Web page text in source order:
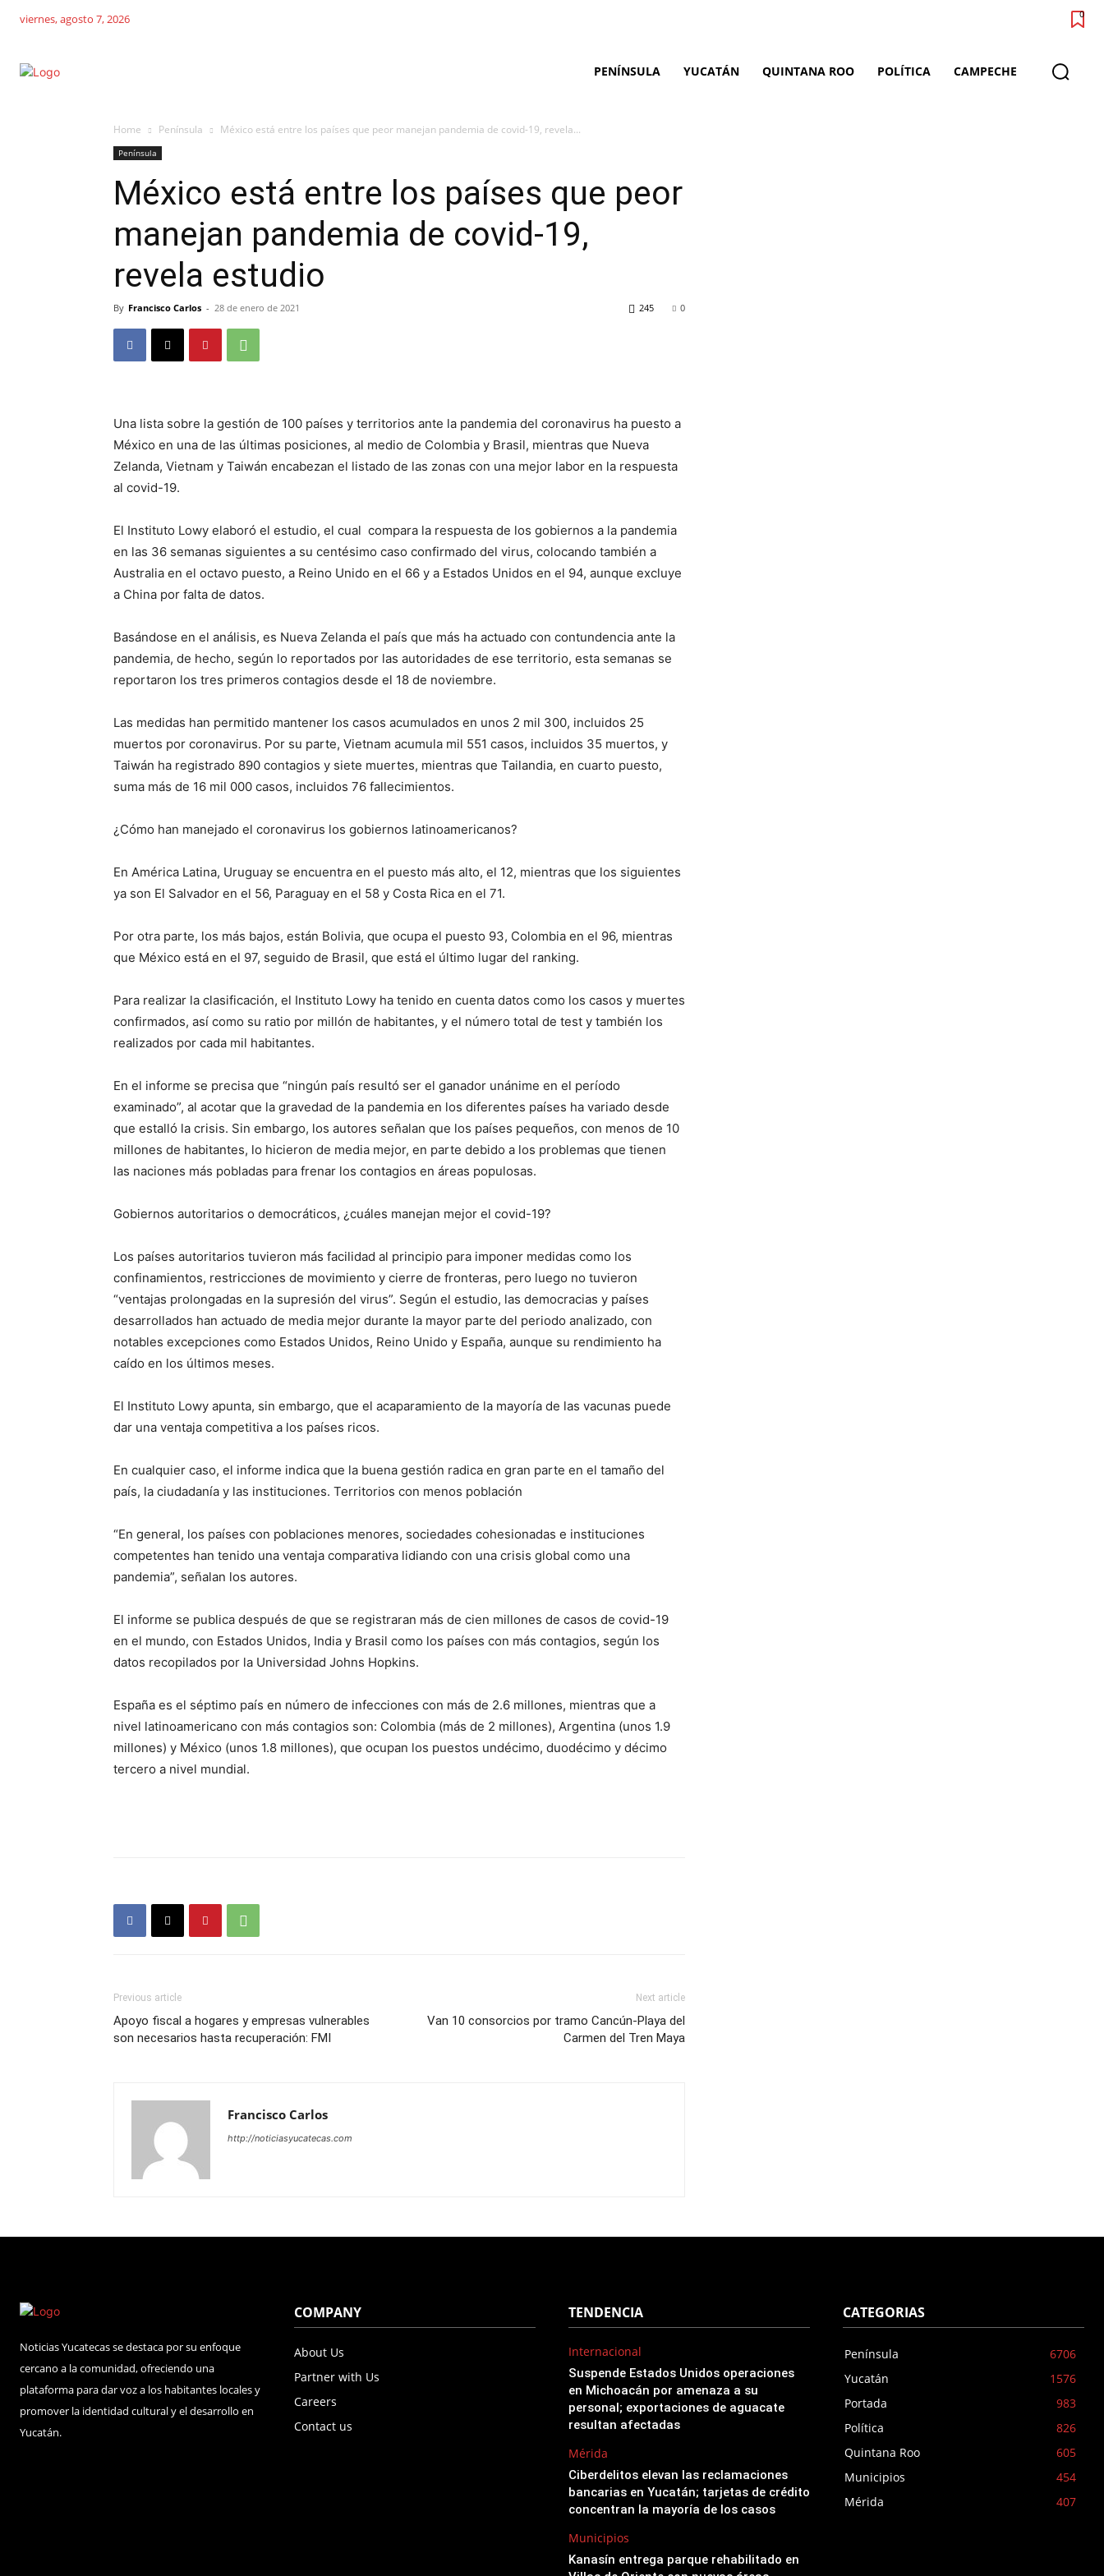
viernes, agosto 7, 2026 0
PENÍNSULA YUCATÁN QUINTANA ROO POLÍTICA CAMPECHE
Home Península México está entre los países que peor manejan pandemia de covid-19, revela...
Península
México está entre los países que peor
manejan pandemia de covid-19,
revela estudio
By Francisco Carlos - 28 de enero de 2021 0
245
Una lista sobre la gestión de 100 países y territorios ante la pandemia del coronavirus ha puesto a
México en una de las últimas posiciones, al medio de Colombia y Brasil, mientras que Nueva
Zelanda, Vietnam y Taiwán encabezan el listado de las zonas con una mejor labor en la respuesta
al covid-19.
El Instituto Lowy elaboró el estudio, el cual compara la respuesta de los gobiernos a la pandemia
en las 36 semanas siguientes a su centésimo caso confirmado del virus, colocando también a
Australia en el octavo puesto, a Reino Unido en el 66 y a Estados Unidos en el 94, aunque excluye
a China por falta de datos.
Basándose en el análisis, es Nueva Zelanda el país que más ha actuado con contundencia ante la
pandemia, de hecho, según lo reportados por las autoridades de ese territorio, esta semanas se
reportaron los tres primeros contagios desde el 18 de noviembre.
Las medidas han permitido mantener los casos acumulados en unos 2 mil 300, incluidos 25
muertos por coronavirus. Por su parte, Vietnam acumula mil 551 casos, incluidos 35 muertos, y
Taiwán ha registrado 890 contagios y siete muertes, mientras que Tailandia, en cuarto puesto,
suma más de 16 mil 000 casos, incluidos 76 fallecimientos.
¿Cómo han manejado el coronavirus los gobiernos latinoamericanos?
En América Latina, Uruguay se encuentra en el puesto más alto, el 12, mientras que los siguientes
ya son El Salvador en el 56, Paraguay en el 58 y Costa Rica en el 71.
Por otra parte, los más bajos, están Bolivia, que ocupa el puesto 93, Colombia en el 96, mientras
que México está en el 97, seguido de Brasil, que está el último lugar del ranking.
Para realizar la clasificación, el Instituto Lowy ha tenido en cuenta datos como los casos y muertes
confirmados, así como su ratio por millón de habitantes, y el número total de test y también los
realizados por cada mil habitantes.
En el informe se precisa que “ningún país resultó ser el ganador unánime en el período
examinado”, al acotar que la gravedad de la pandemia en los diferentes países ha variado desde
que estalló la crisis. Sin embargo, los autores señalan que los países pequeños, con menos de 10
millones de habitantes, lo hicieron de media mejor, en parte debido a los problemas que tienen
las naciones más pobladas para frenar los contagios en áreas populosas.
Gobiernos autoritarios o democráticos, ¿cuáles manejan mejor el covid-19?
Los países autoritarios tuvieron más facilidad al principio para imponer medidas como los
confinamientos, restricciones de movimiento y cierre de fronteras, pero luego no tuvieron
“ventajas prolongadas en la supresión del virus”. Según el estudio, las democracias y países
desarrollados han actuado de media mejor durante la mayor parte del periodo analizado, con
notables excepciones como Estados Unidos, Reino Unido y España, aunque su rendimiento ha
caído en los últimos meses.
El Instituto Lowy apunta, sin embargo, que el acaparamiento de la mayoría de las vacunas puede
dar una ventaja competitiva a los países ricos.
En cualquier caso, el informe indica que la buena gestión radica en gran parte en el tamaño del
país, la ciudadanía y las instituciones. Territorios con menos población
“En general, los países con poblaciones menores, sociedades cohesionadas e instituciones
competentes han tenido una ventaja comparativa lidiando con una crisis global como una
pandemia”, señalan los autores.
El informe se publica después de que se registraran más de cien millones de casos de covid-19
en el mundo, con Estados Unidos, India y Brasil como los países con más contagios, según los
datos recopilados por la Universidad Johns Hopkins.
España es el séptimo país en número de infecciones con más de 2.6 millones, mientras que a
nivel latinoamericano con más contagios son: Colombia (más de 2 millones), Argentina (unos 1.9
millones) y México (unos 1.8 millones), que ocupan los puestos undécimo, duodécimo y décimo
tercero a nivel mundial.
Previous article
Apoyo fiscal a hogares y empresas vulnerables
son necesarios hasta recuperación: FMI
Next article
Van 10 consorcios por tramo Cancún-Playa del
Carmen del Tren Maya
Francisco Carlos
http://noticiasyucatecas.com
Noticias Yucatecas se destaca por su enfoque
cercano a la comunidad, ofreciendo una
plataforma para dar voz a los habitantes locales y
promover la identidad cultural y el desarrollo en
Yucatán.
COMPANY
About Us
Partner with Us
Careers
Contact us
TENDENCIA
Internacional
Suspende Estados Unidos operaciones
en Michoacán por amenaza a su
personal; exportaciones de aguacate
resultan afectadas
Mérida
Ciberdelitos elevan las reclamaciones
bancarias en Yucatán; tarjetas de crédito
concentran la mayoría de los casos
Municipios
Kanasín entrega parque rehabilitado en
CATEGORIAS
Península
6706
Yucatán
1576
Portada
983
Política
826
Quintana Roo
605
Municipios
454
Mérida
407